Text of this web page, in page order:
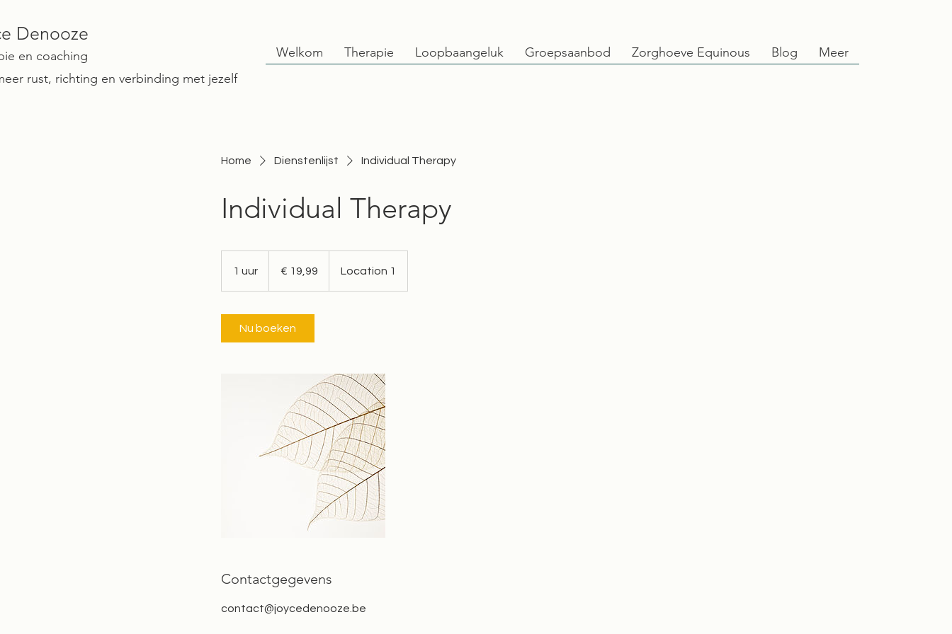
Denooze
en coaching
rust, richting en verbinding met jezelf
Welkom Therapie Loopbaangeluk Groepsaanbod Zorghoeve Equinous Blog Meer
Home Dienstenlijst Individual Therapy
Individual Therapy
1 uur € 19,99 Location 1
Nu boeken
Contactgegevens
contact@joycedenooze.be